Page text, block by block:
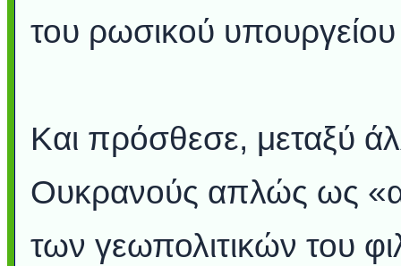
του ρωσικού
Και πρόσθεσε, μεταξύ
Ουκρανούς απλώς ως
των γεωπολιτικών του